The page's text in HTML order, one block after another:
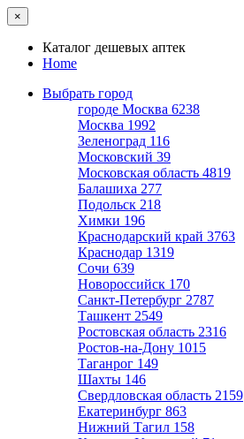
×
Каталог дешевых аптек
Home
Выбрать город
городе Москва 6238
Москва 1992
Зеленоград 116
Московский 39
Московская область 4819
Балашиха 277
Подольск 218
Химки 196
Краснодарский край 3763
Краснодар 1319
Сочи 639
Новороссийск 170
Санкт-Петербург 2787
Ташкент 2549
Ростовская область 2316
Ростов-на-Дону 1015
Таганрог 149
Шахты 146
Свердловская область 2159
Екатеринбург 863
Нижний Тагил 158